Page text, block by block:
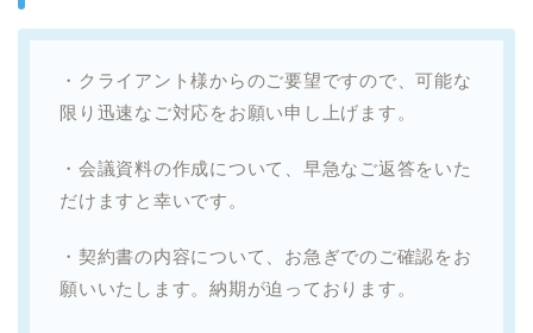
・クライアント様からのご要望ですので、可能な
限り迅速なご対応をお願い申し上げます。
・会議資料の作成について、早急なご返答をいた
だけますと幸いです。
・契約書の内容について、お急ぎでのご確認をお
願いいたします。納期が迫っております。